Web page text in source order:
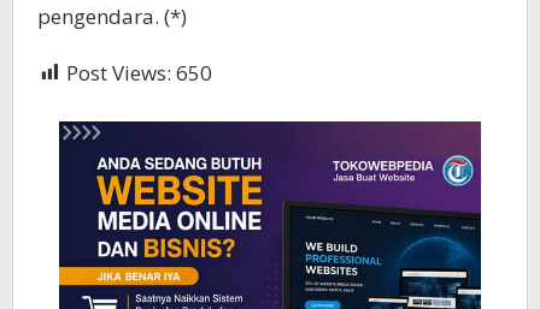
pengendara. (*)
Post Views: 650